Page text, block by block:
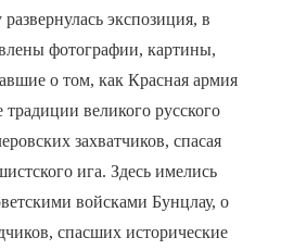
экспозиция, в
фотографии, картины,
о том, как Красная армия
великого русского
захватчиков, спасая
ига. Здесь имелись
войсками Бунцлау, о
спасших исторические